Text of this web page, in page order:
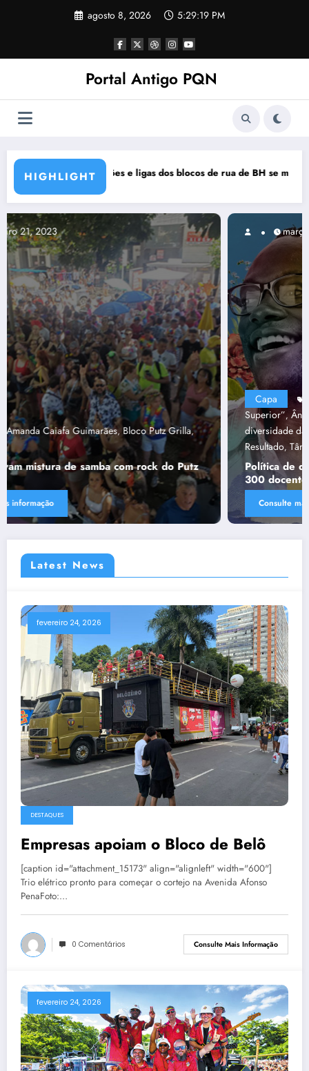
agosto 8, 2026 5:29:20 PM
Portal Antigo PQN
HIGHLIGHT
de BH se manifestam em nota de repúdioRocknights lança a primeira parte
Capa
“Tendências para Docência no Ensino
Superior”
Ânima Educaçã ,Ânima Plurais,capa,Política de
diversidade da Una e do UniBH,Rede Comunicação de
Resultado,Tânia Chaves
Política de diversidade da Una e do UniBH envolve
300 docentes e coladores negros
Consulte mais informação
março 5, 2021
Latest News
fevereiro 24, 2026
DESTAQUES
Empresas apoiam o Bloco de Belô
[caption id="attachment_15173" align="alignleft" width="600"]
Trio elétrico pronto para começar o cortejo na Avenida Afonso
PenaFoto:…
0 Comentários Consulte Mais Informação
fevereiro 24, 2026